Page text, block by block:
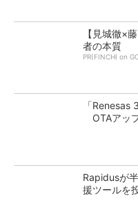
【見城徹×
者の本質
PR(FINCHI on
「
OTAアッ
Rapidusが
援ツールを